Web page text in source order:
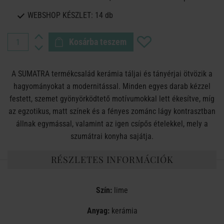
WEBSHOP KÉSZLET: 14 db
Kosárba teszem
A SUMATRA termékcsalád kerámia táljai és tányérjai ötvözik a
hagyományokat a modernitással. Minden egyes darab kézzel
festett, szemet gyönyörködtető motívumokkal lett ékesítve, míg
az egzotikus, matt színek és a fényes zománc lágy kontrasztban
állnak egymással, valamint az igen csípős ételekkel, mely a
szumátrai konyha sajátja.
RÉSZLETES INFORMÁCIÓK
Szín: lime
Anyag: kerámia